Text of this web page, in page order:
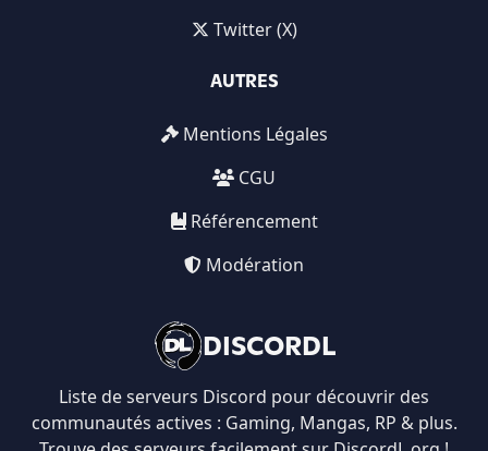
DISCORDL
Liste de serveurs Discord pour découvrir des
communautés actives : Gaming, Mangas, RP & plus.
Twitter (X)
AUTRES
Mentions Légales
CGU
Référencement
Modération